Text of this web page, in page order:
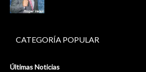
CATEGORÍA POPULAR
Últimas Noticias